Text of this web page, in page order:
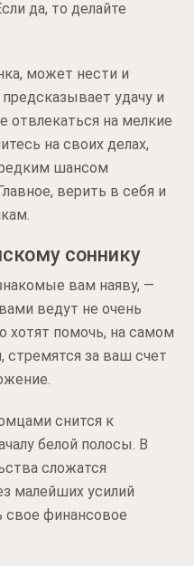
да, то делайте
может нести и
удачу и
отвлекаться на мелкие
на своих делах,
шансом
верить в себя и
соннику
вам наяву, —
ведут не очень
хотят помочь, на самом
стремятся за ваш счет
снится к
белой полосы. В
сложатся
малейших усилий
финансовое